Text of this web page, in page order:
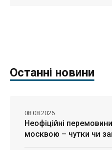
Останні новини
Неофіційні
москвою – чутки чи
08.08.2026